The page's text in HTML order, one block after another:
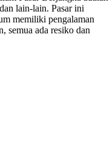
lain-lain. Pasar ini
memiliki pengalaman
semua ada resiko dan